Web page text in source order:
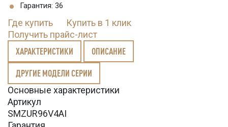
Гарантия: 36
Где купить
Купить в 1 клик
Получить прайс-лист
ХАРАКТЕРИСТИКИ ОПИСАНИЕ
ДРУГИЕ МОДЕЛИ СЕРИИ
Основные характеристики
Артикул
SMZUR96V4AI